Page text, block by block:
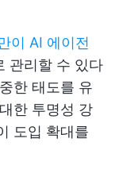
이 AI 에이전
관리할 수 있다
한 태도를 유
한 투명성 강
도입 확대를